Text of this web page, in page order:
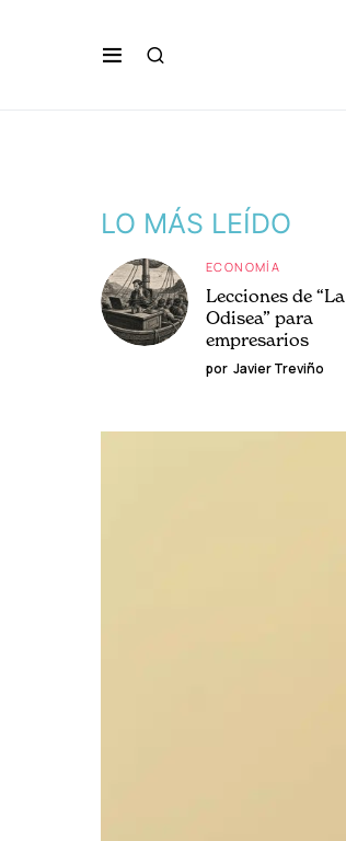
LO MÁS LEÍDO
ECONOMÍA
Lecciones de “La
Odisea” para
empresarios
por Javier Treviño